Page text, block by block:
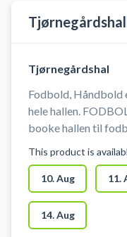
Tjørnegårdshal
Fodbold, Håndbold
hele hallen. FODBOLD: Du kan
booke hallen til
du skal selv
VOLLEY: Du kan
volley. Du skal selv
volleybold. HÅNDBOLD: Du kan
booke hallen til
This product is
10. Aug 11.
14. Aug